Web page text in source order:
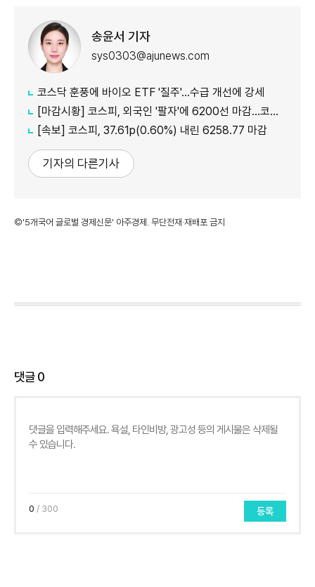
송윤서 기자
sys0303@ajunews.com
코스닥 훈풍에 바이오 ETF '질주'…수급 개선에 강세
[마감시황] 코스피, 외국인 '팔자'에 6200선 마감…코스닥도 하락
[속보] 코스피, 37.61p(0.60%) 내린 6258.77 마감
기자의 다른기사
©'5개국어 글로벌 경제신문' 아주경제. 무단전재·재배포 금지
댓글0
0 / 300 등록